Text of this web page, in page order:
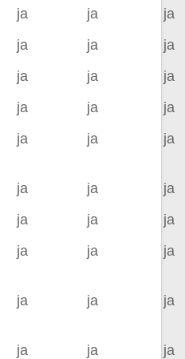
ja ja
ja
ja ja
ja
ja ja
ja
ja ja
ja
ja ja ja
ja ja
ja
ja ja
ja
ja ja ja
ja ja ja
ja ja
ja